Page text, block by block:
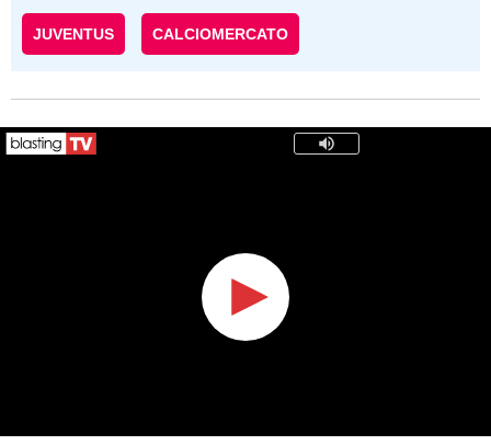
JUVENTUS CALCIOMERCATO